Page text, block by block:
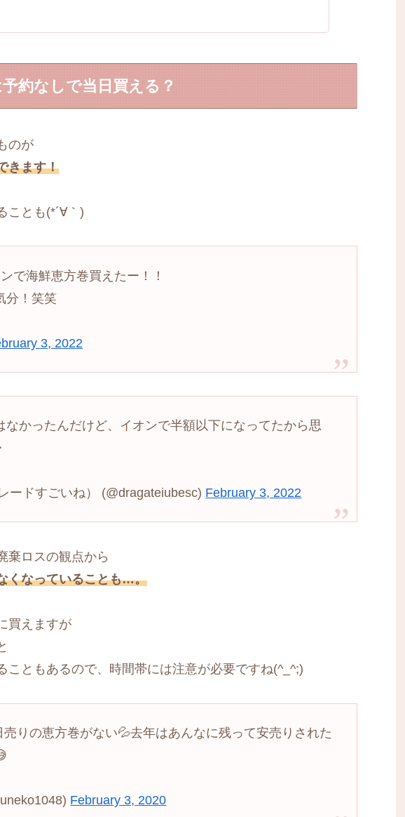
約なしで当日買える？
のが
きます！
ことも(*´∀｀)
で海鮮恵方巻買えたー！！
分！笑笑
3, 2022
なかったんだけど、イオンで半額以下になってたから思
ードすごいね） (@dragateiubesc) February 3, 2022
棄ロスの観点から
くなっていることも…。
買えますが
こともあるので、時間帯には注意が必要ですね(^_^;)
りの恵方巻がない💦去年はあんなに残って安売りされた
February 3, 2020